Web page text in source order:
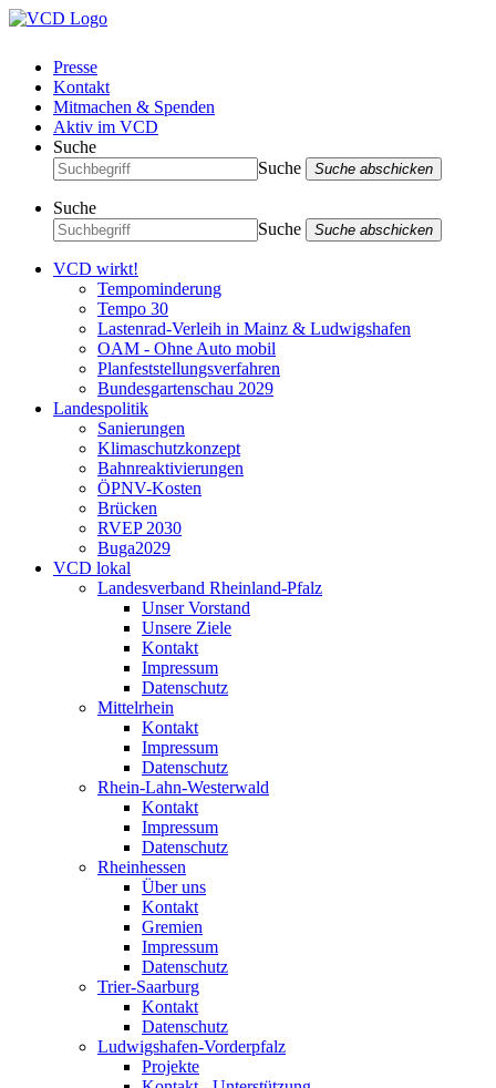
Presse
Kontakt
Mitmachen & Spenden
Aktiv im VCD
Suche
Suche
Suche abschicken
Suche
Suche
Suche abschicken
VCD wirkt!
Tempominderung
Tempo 30
Lastenrad-Verleih in Mainz & Ludwigshafen
OAM - Ohne Auto mobil
Planfeststellungsverfahren
Bundesgartenschau 2029
Landespolitik
Sanierungen
Klimaschutzkonzept
Bahnreaktivierungen
ÖPNV-Kosten
Brücken
RVEP 2030
Buga2029
VCD lokal
Landesverband Rheinland-Pfalz
Unser Vorstand
Unsere Ziele
Kontakt
Impressum
Datenschutz
Mittelrhein
Kontakt
Impressum
Datenschutz
Rhein-Lahn-Westerwald
Kontakt
Impressum
Datenschutz
Rheinhessen
Über uns
Kontakt
Gremien
Impressum
Datenschutz
Trier-Saarburg
Kontakt
Datenschutz
Ludwigshafen-Vorderpfalz
Projekte